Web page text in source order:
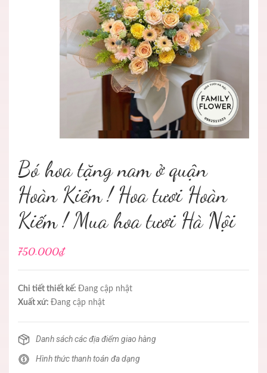
Bó hoa tặng nam ở quận
Hoàn Kiếm ! Hoa tươi Hoàn
Kiếm ! Mua hoa tươi Hà Nội
750.000₫
Chi tiết thiết kế: Đang cập nhật
Xuất xứ: Đang cập nhật
Danh sách các địa điểm giao hàng
Hình thức thanh toán đa dạng